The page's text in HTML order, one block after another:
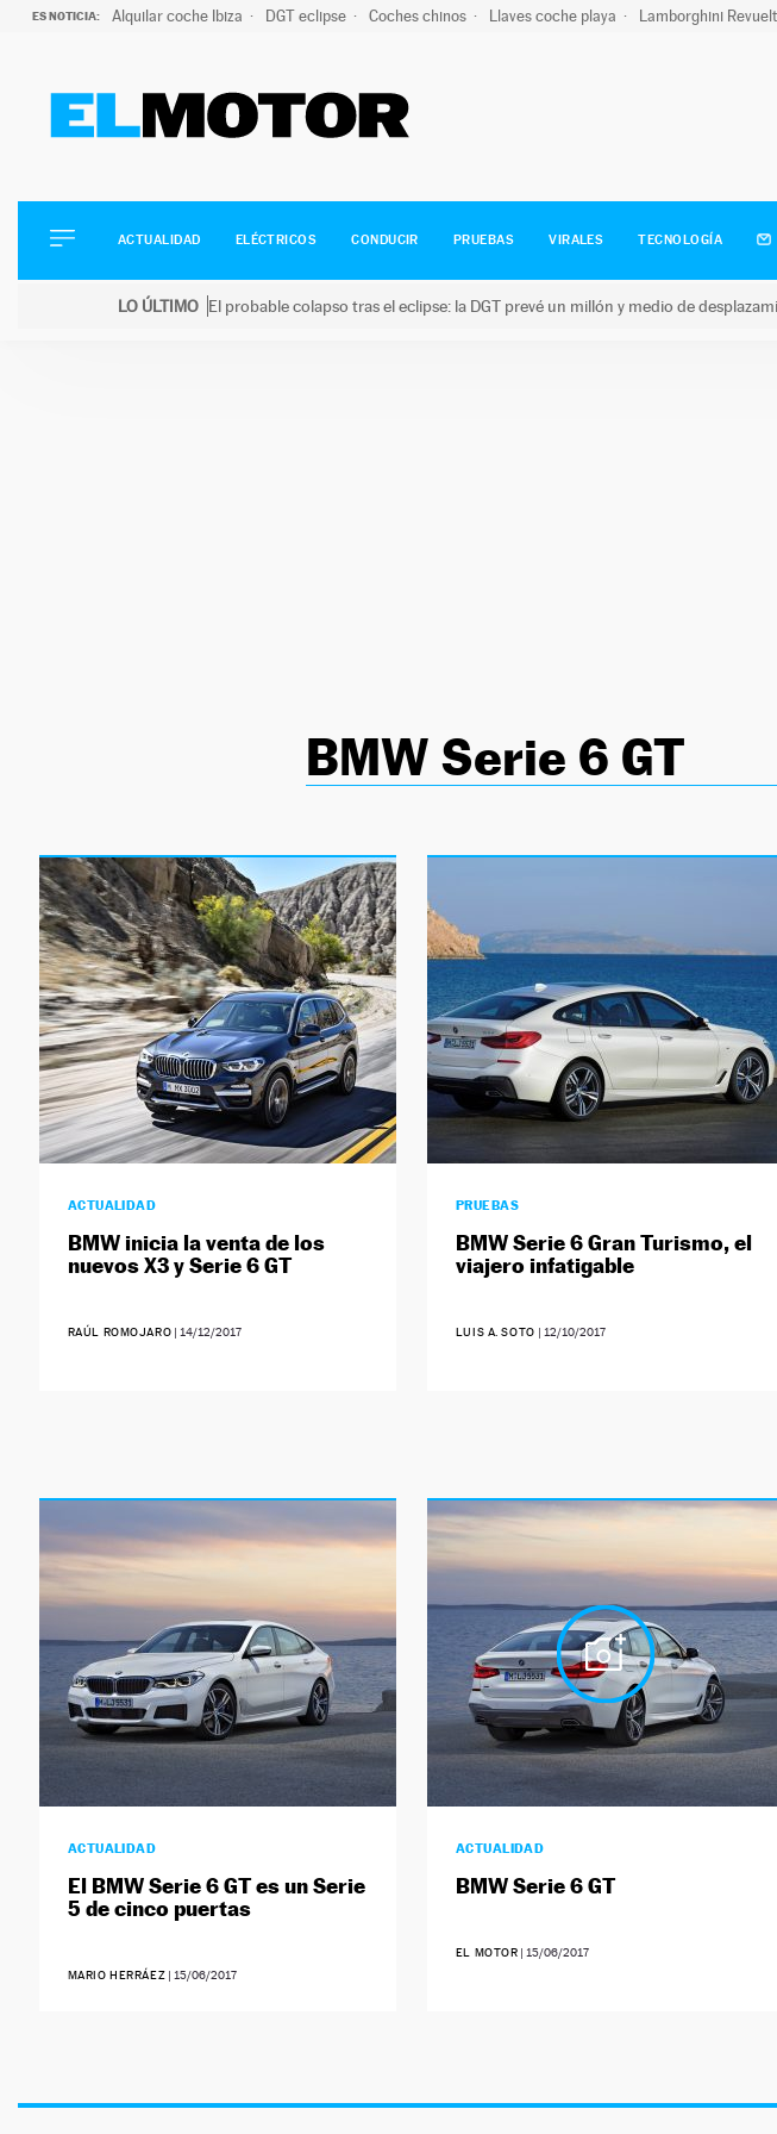
ES NOTICIA: Alquilar coche Ibiza DGT eclipse Coches chinos Llaves coche playa Lamborghini
ELÉCTRICOS
CONDUCIR
ACTUALIDAD ELÉCTRICOS CONDUCIR PRUEBAS VIRALES TECNOLOGÍA
LO ÚLTIMO El probable colapso tras el eclipse: la DGT prevé un millón y medio de
BMW Serie 6 GT
ACTUALIDAD
BMW inicia la venta de los
nuevos X3 y Serie 6 GT
RAÚL ROMOJARO | 14/12/2017
PRUEBAS
BMW Serie 6 Gran Turismo, el
viajero infatigable
LUIS A. SOTO | 12/10/2017
ACTUALIDAD
El BMW Serie 6 GT es un Serie
5 de cinco puertas
MARIO HERRÁEZ | 15/06/2017
ACTUALIDAD
BMW Serie 6 GT
EL MOTOR | 15/06/2017